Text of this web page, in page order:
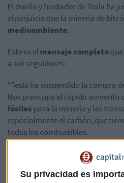
Su privacidad es
El dueño y fundador de Tesla ha
el perjuicio que la minería de
medioambiente.
Este es elmensaje completo
a sus seguidores:
“Tesla ha suspendido la compra
Nos preocupa el rápido aumento
fósiles para la minería y las
especialmente el carbón, que
todos los combustibles.
La criptodivisa es una buena idea
creemos que tiene un futuro
puede ser a costa del medio